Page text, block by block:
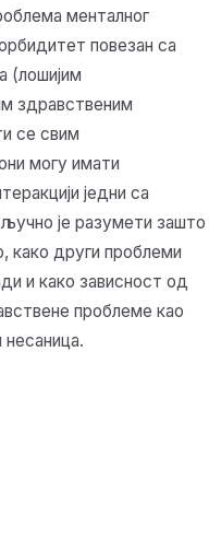
менталног
повезан са
(лошијим
здравственим
се свим
могу имати
једни са
је разумети зашто
како други проблеми
и како зависност од
проблеме као